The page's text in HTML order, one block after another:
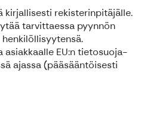
kirjallisesti rekisterinpitäjälle.
tarvittaessa pyynnön
asiakkaalle EU:n tietosuoja-
ajassa (pääsääntöisesti